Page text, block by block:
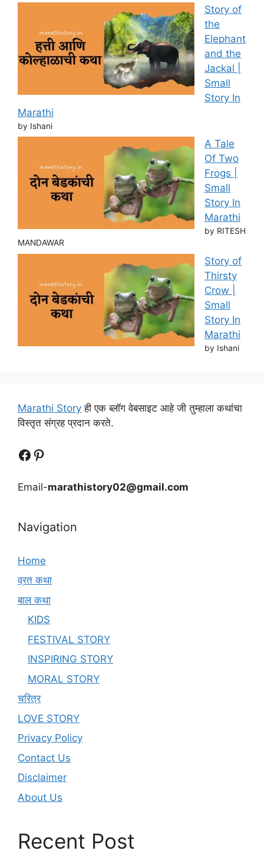
Story of
the
Elephant
and the
Jackal |
Small
Story In
Marathi
by Ishani
A Tale
Of Two
Frogs |
Small
Story In
Marathi
by RITESH
MANDAWAR
Story of
Thirsty
Crow |
Small
Story In
Marathi
by Ishani
Marathi Story ही एक ब्लॉग वेबसाइट आहे जी तुम्हाला कथांचा
विस्तृत संग्रह प्रदान करते.
Follow UsFollow us
Email-marathistory02@gmail.com
Navigation
Home
व्रत कथा
बाल कथा
KIDS
FESTIVAL STORY
INSPIRING STORY
MORAL STORY
चरित्र
LOVE STORY
Privacy Policy
Contact Us
Disclaimer
About Us
Recent Post